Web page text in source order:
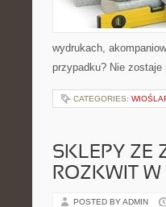
wydrukach,
przypadku? Nie
CATEGORIES:
SKLEPY ZE
ROZKWIT W
POSTED BY ADMIN